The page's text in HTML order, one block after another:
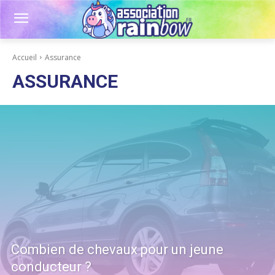
Accueil Assurance
ASSURANCE
Combien de chevaux pour un jeune
conducteur ?